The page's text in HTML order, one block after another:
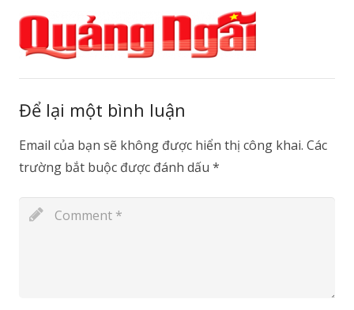
HỖ TRỢ
LIÊN HỆ
NHẬT KÝ CẬP NHẬT PHẦN MỀM
Để lại một bình luận
Email của bạn sẽ không được hiển thị công khai. Các
trường bắt buộc được đánh dấu *